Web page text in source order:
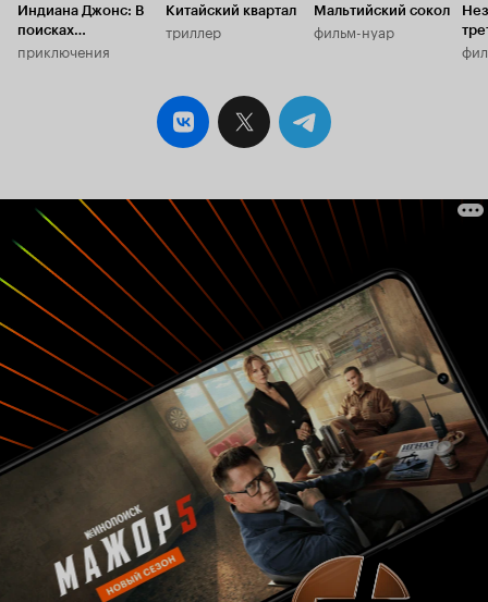
Индиана Джонс: В
поисках
утраченного
приключения
Китайский квартал
триллер
Мальтийский сокол
фильм-нуар